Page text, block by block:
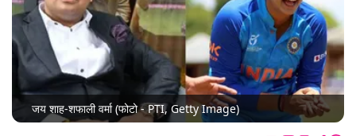
जय शाह-शफाली वर्मा (फोटो - PTI, Getty Image)